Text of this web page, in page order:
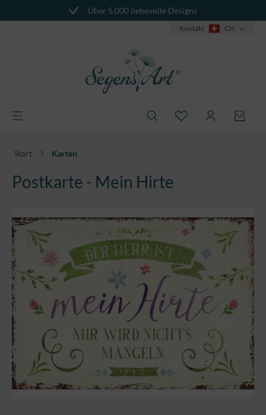
Über 5.000 liebevolle Designs
Kontakt CH
Start Karten
Postkarte - Mein Hirte